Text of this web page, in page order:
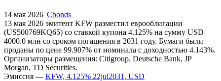
14 мая 2026 Cbonds
13 мая 2026 эмитент KFW разместил еврооблигации
(US500769KQ65) cо ставкой купона 4.125% на сумму USD
4000.0 млн со сроком погашения в 2031 году. Бумаги были
проданы по цене 99.907% от номинала с доходностью 4.143%.
Организаторы размещения: Citigroup, Deutsche Bank, JP
Morgan, TD Securities.
Эмиссия — KFW, 4.125% 22jul2031, USD